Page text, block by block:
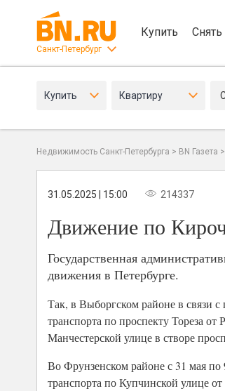
Санкт-Петербург
Купить Снять
Купить Квартиру
Недвижимость Санкт-Петербурга > BN Газета >
31.05.2025 | 15:00 214337
Движение по
Государственная
движения в Петербурге.
Так, в Выборгском районе в связи
транспорта по проспекту Тореза
Манчестерской улице в створе
Во Фрунзенском районе с 31 мая по
транспорта по Купчинской улице